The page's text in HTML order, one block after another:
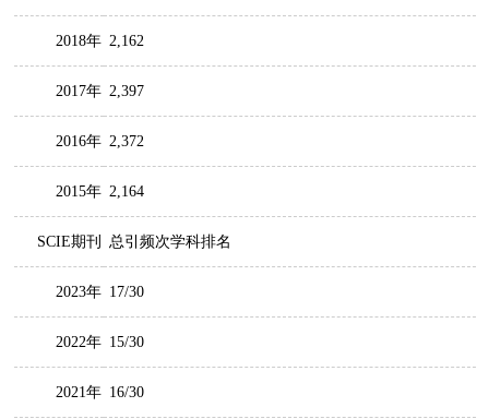
2018年 2,162
2017年 2,397
2016年 2,372
2015年 2,164
SCIE期刊 总引频次学科排名
2023年 17/30
2022年 15/30
2021年 16/30